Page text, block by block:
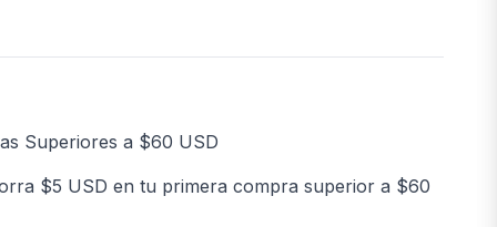
Superiores a $60 USD
$5 USD en tu primera compra superior a $60